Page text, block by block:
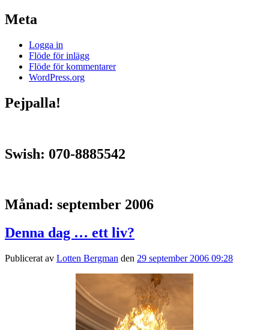
Meta
Logga in
Flöde för inlägg
Flöde för kommentarer
WordPress.org
Pejpalla!
Swish: 070-8885542
Månad: september 2006
Denna dag … ett liv?
Publicerat av Lotten Bergman den 29 september 2006 09:28